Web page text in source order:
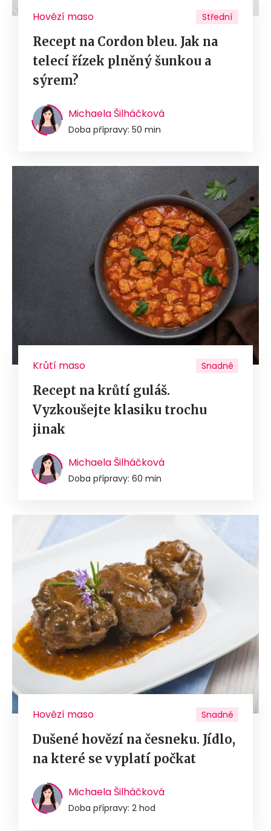
Hovězí maso Střední
Recept na Cordon bleu. Jak na
telecí řízek plněný šunkou a
sýrem?
Michaela Šilháčková
Doba přípravy: 50 min
Krůtí maso Snadné
Recept na krůtí guláš.
Vyzkoušejte klasiku trochu
jinak
Michaela Šilháčková
Doba přípravy: 60 min
Hovězí maso Snadné
Dušené hovězí na česneku. Jídlo,
na které se vyplatí počkat
Michaela Šilháčková
Doba přípravy: 2 hod